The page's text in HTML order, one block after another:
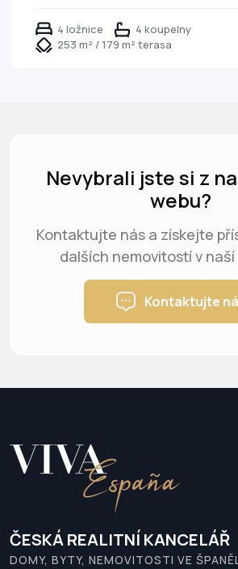
4 ložnice
4 koupelny
253 m² / 179 m² terasa
Nevybrali jste si z
webu?
Kontaktujte nás a získejte
dalších nemovitostí v
Kontaktujte
ČESKÁ REALITNÍ KANCELÁŘ
DOMY, BYTY, NEMOVITOSTI VE